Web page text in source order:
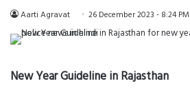
Aarti Agravat 26 December 2023 - 8:24 PM
New Year Guideline in Rajasthan